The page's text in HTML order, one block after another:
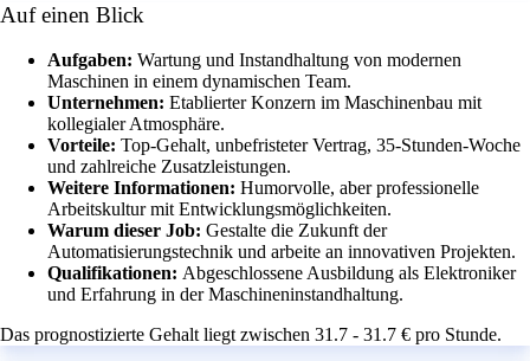
Auf einen Blick
Aufgaben: Wartung und Instandhaltung von modernen
Maschinen in einem dynamischen Team.
Unternehmen: Etablierter Konzern im Maschinenbau mit
kollegialer Atmosphäre.
Vorteile: Top-Gehalt, unbefristeter Vertrag, 35-Stunden-Woche
und zahlreiche Zusatzleistungen.
Weitere Informationen: Humorvolle, aber professionelle
Arbeitskultur mit Entwicklungsmöglichkeiten.
Warum dieser Job: Gestalte die Zukunft der
Automatisierungstechnik und arbeite an innovativen Projekten.
Qualifikationen: Abgeschlossene Ausbildung als Elektroniker
und Erfahrung in der Maschineninstandhaltung.
Das prognostizierte Gehalt liegt zwischen 31.7 - 31.7 € pro Stunde.